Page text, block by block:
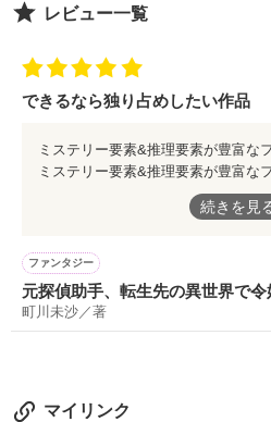
65リットルよりも、笑って。
作品を
上記作品の後日談です。
メインディッシュ後に出てくる
ちょっとクセのあるデザート感覚で
❀
ちょっとだけ不思議な彼との、不思
『俺はきみが可愛くて愛しくてた
“私”を愛してくれるひとなんて
チャラ男(クズ)モテ王子とやらに
バレやがった。
きっと、それが。
レビュー一覧
できるなら独り占めしたい作品
ミステリー要素&推理要素が豊富な
は、いろんなものが詰め込まれた1
何より1シーン1シーンの丁寧さ。犯
言、事件を解決させていくまでの考
が圧巻で、思わず「すげえ」と声が
続きを見
ファンタジー
元探偵助手、転生先の異世界で令
町川未沙／著
マイリンク